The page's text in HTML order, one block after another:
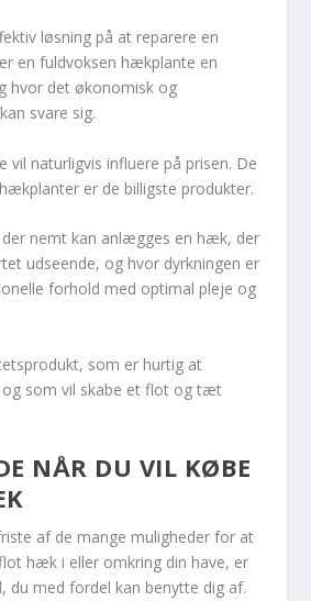
løsning på at reparere en
en fuldvoksen hækplante en
hvor det økonomisk og
svare sig.
vil naturligvis influere på prisen. De
er de billigste produkter.
der nemt kan anlægges en hæk, der
udseende, og hvor dyrkningen er
forhold med optimal pleje og
som er hurtig at
og som vil skabe et flot og tæt
NÅR DU VIL KØBE
af de mange muligheder for at
hæk i eller omkring din have, er
du med fordel kan benytte dig af.